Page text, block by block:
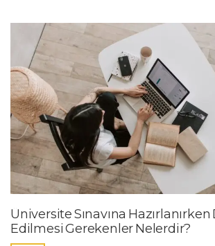
Üniversite Sınavına
Edilmesi Gerekenler Nelerdir?